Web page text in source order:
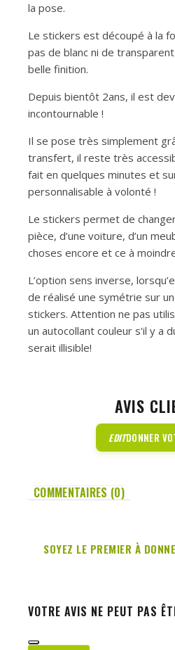
la pose.
Le stickers est découpé à la
pas de blanc ni de
belle finition.
Depuis bientôt 2ans, il est
incontournable !
Il se pose très simplement
transfert, il reste très
fait en quelques minutes et
personnalisable à volonté !
Le stickers permet de
pièce, d’une voiture, d’un
choses encore et ce à
L’option sens inverse,
de réalisé une symétrie sur
stickers. Attention ne pas
un autocollant couleur s'il y a
serait illisible!
AVIS
EDITDONNER
COMMENTAIRES (0)
SOYEZ LE PREMIER À
VOTRE AVIS NE PEUT PAS